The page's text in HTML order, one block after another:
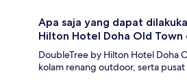
Apa saja yang dapat
Hilton Hotel Doha Old Town
DoubleTree by Hilton Hotel Doha
kolam renang outdoor, serta